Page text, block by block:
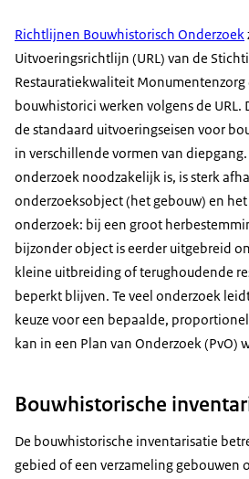
Richtlijnen Bouwhistorisch Onderzoek
Uitvoeringsrichtlijn (URL) van de
Restauratiekwaliteit Monumentenzorg
bouwhistorici werken volgens de URL.
de standaard uitvoeringseisen voor
in verschillende vormen van
onderzoek noodzakelijk is, is sterk
onderzoeksobject (het gebouw) en
onderzoek: bij een groot
bijzonder object is eerder uitgebreid
kleine uitbreiding of terughoudende
beperkt blijven. Te veel onderzoek
keuze voor een bepaalde,
kan in een Plan van Onderzoek (PvO)
Bouwhistorische
De bouwhistorische inventarisatie
gebied of een verzameling gebouwen